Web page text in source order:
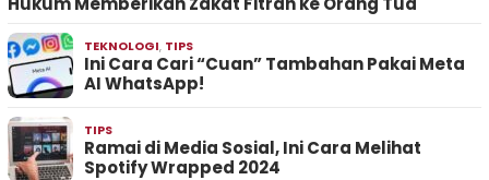
TEKNOLOGI, TIPS
Ini Cara Cari “Cuan” Tambahan Pakai Meta
AI WhatsApp!
TIPS
Ramai di Media Sosial, Ini Cara Melihat
Spotify Wrapped 2024